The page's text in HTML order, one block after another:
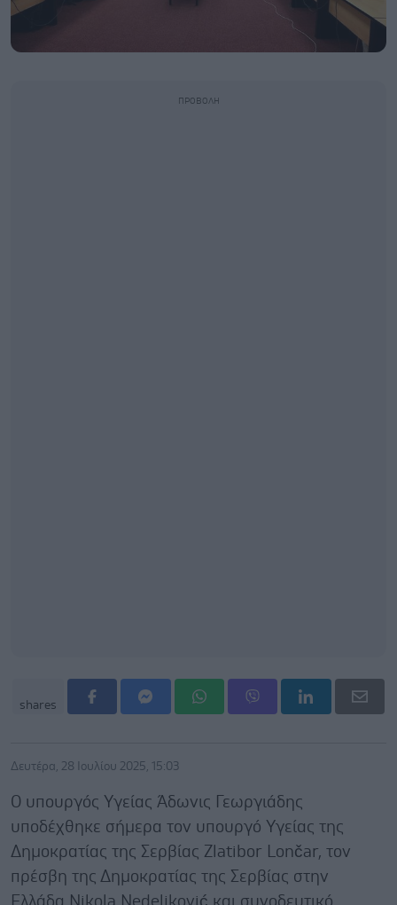
shares
Δευτέρα, 28 Ιουλίου 2025, 15:03
Ο υπουργός Υγείας Άδωνις Γεωργιάδης
υποδέχθηκε σήμερα τον υπουργό Υγείας της
Δημοκρατίας της Σερβίας Zlatibor Lončar, τον
πρέσβη της Δημοκρατίας της Σερβίας στην
Ελλάδα Nikola Nedeljković και συνοδευτικό